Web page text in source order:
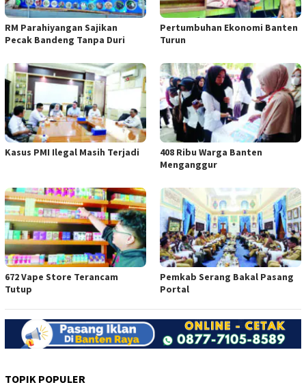
RM Parahiyangan Sajikan
Pecak Bandeng Tanpa Duri
Pertumbuhan Ekonomi Banten
Turun
Kasus PMI Ilegal Masih Terjadi
408 Ribu Warga Banten
Menganggur
672 Vape Store Terancam
Tutup
Pemkab Serang Bakal Pasang
Portal
TOPIK POPULER